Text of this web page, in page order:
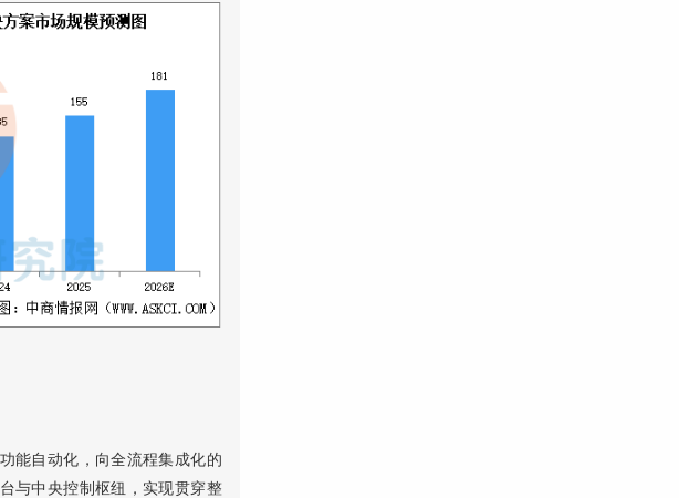
能自动化，向全流程集成化的
与中央控制枢纽，实现贯穿整